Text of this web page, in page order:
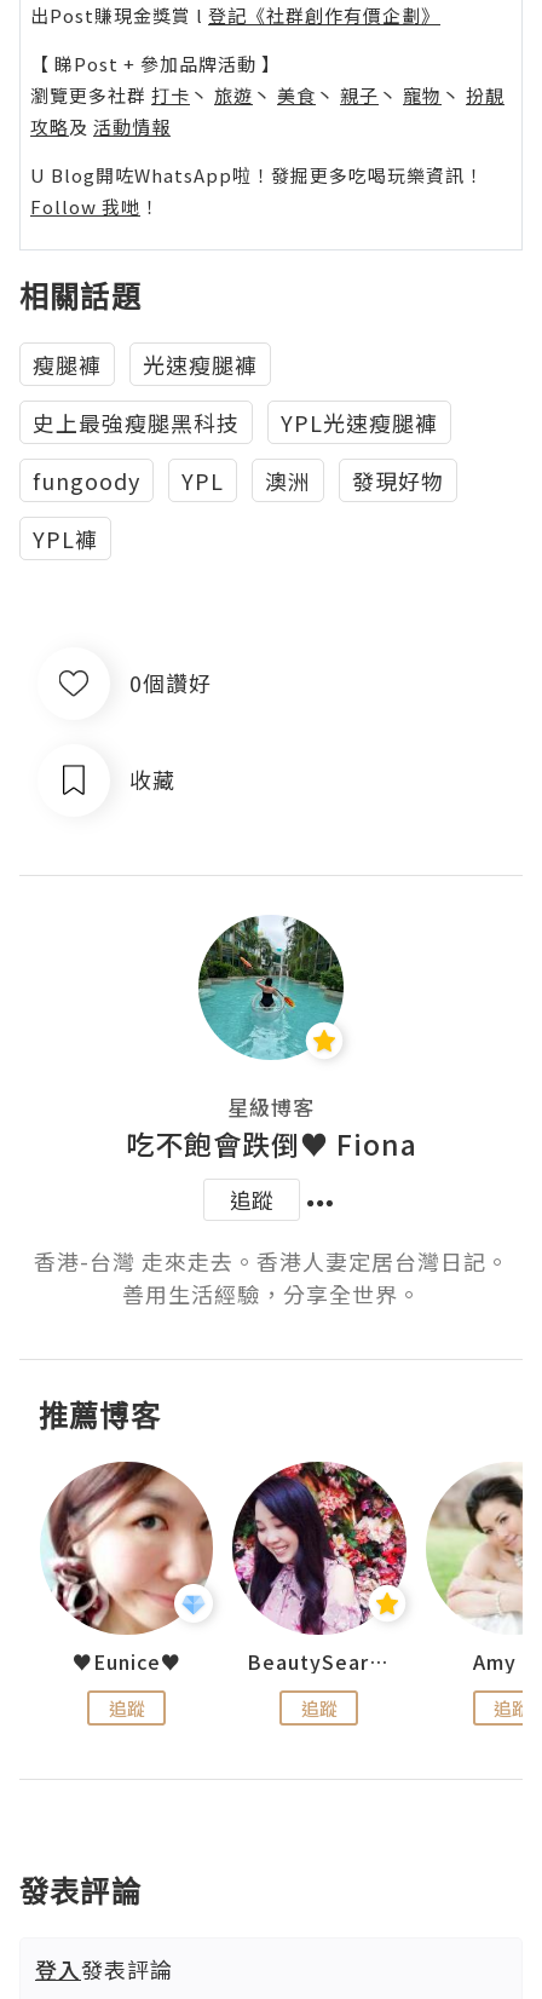
出Post賺現金獎賞 l 登記《社群創作有價企劃》
【 睇Post + 參加品牌活動 】
瀏覽更多社群 打卡 丶 旅遊 丶 美食 丶 親子 丶 寵物 丶 扮靚
攻略及 活動情報
U Blog開咗WhatsApp啦！發掘更多吃喝玩樂資訊！
Follow 我哋 ！
相關話題
瘦腿褲
光速瘦腿褲
史上最強瘦腿黑科技
YPL光速瘦腿褲
fungoody
YPL 澳洲
發現好物
YPL褲
0個讚好
收藏
星級博客
吃不飽會跌倒♥ Fiona
追蹤
香港-台灣 走來走去。香港人妻定居台灣日記。
推薦博客
♥Eunice♥
追蹤
BeautySearch
追蹤
Amy
追蹤
發表評論
登入發表評論